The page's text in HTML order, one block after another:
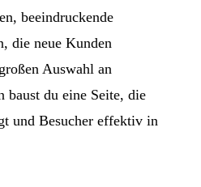
beeindruckende
die neue Kunden
Auswahl an
baust du eine Seite, die
und Besucher effektiv in